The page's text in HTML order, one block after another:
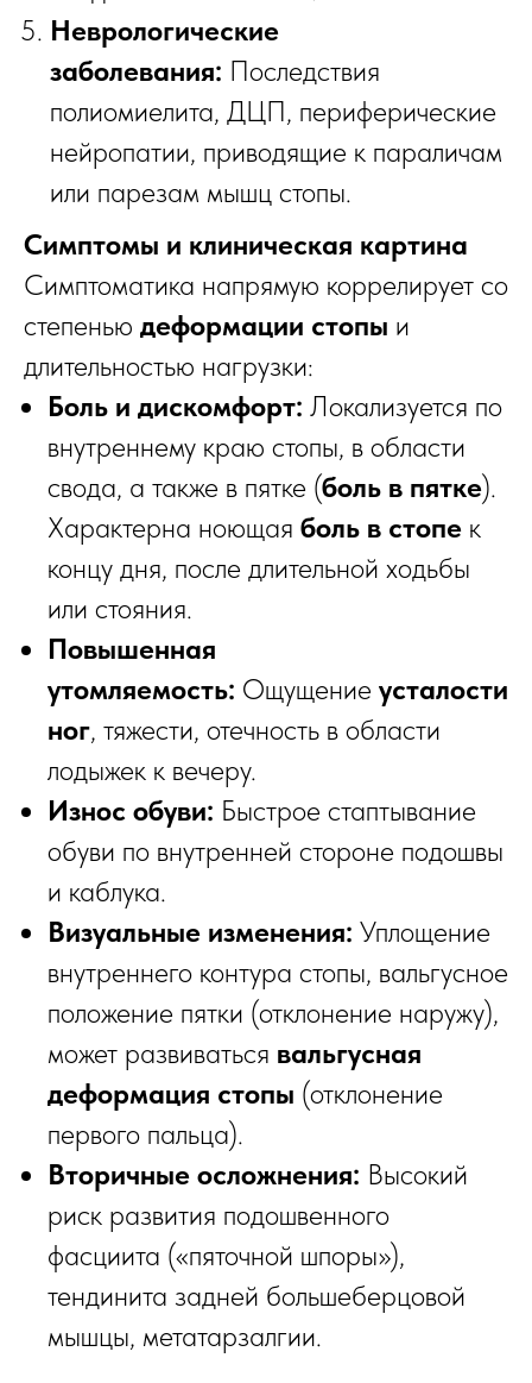
Неврологические
заболевания: Последствия
полиомиелита, ДЦП, периферические
нейропатии, приводящие к параличам
или парезам мышц стопы.
Симптомы и клиническая картина
Симптоматика напрямую коррелирует со
степенью деформации стопы и
длительностью нагрузки:
Боль и дискомфорт: Локализуется по
внутреннему краю стопы, в области
свода, а также в пятке (боль в пятке).
Характерна ноющая боль в стопе к
концу дня, после длительной ходьбы
или стояния.
Повышенная
утомляемость: Ощущение усталости
ног, тяжести, отечность в области
лодыжек к вечеру.
Износ обуви: Быстрое стаптывание
обуви по внутренней стороне подошвы
и каблука.
Визуальные изменения: Уплощение
внутреннего контура стопы, вальгусное
положение пятки (отклонение наружу),
может развиваться вальгусная
деформация стопы (отклонение
первого пальца).
Вторичные осложнения: Высокий
риск развития подошвенного
фасциита («пяточной шпоры»),
тендинита задней большеберцовой
мышцы, метатарзалгии.